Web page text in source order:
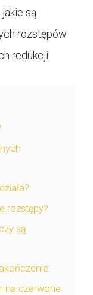
są
rozstępów
redukcji.
rozstępy?
są
na czerwone